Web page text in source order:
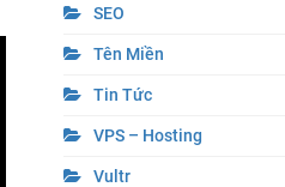
SEO
Tên Miền
Tin Tức
VPS – Hosting
Vultr